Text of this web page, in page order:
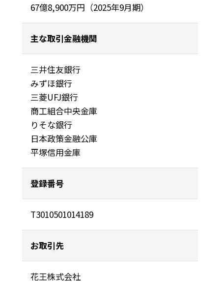
67億8,900万円（2025年9月期）
主な取引金融機関
三井住友銀行
みずほ銀行
三菱UFJ銀行
商工組合中央金庫
りそな銀行
日本政策金融公庫
平塚信用金庫
登録番号
T3010501014189
お取引先
花王株式会社